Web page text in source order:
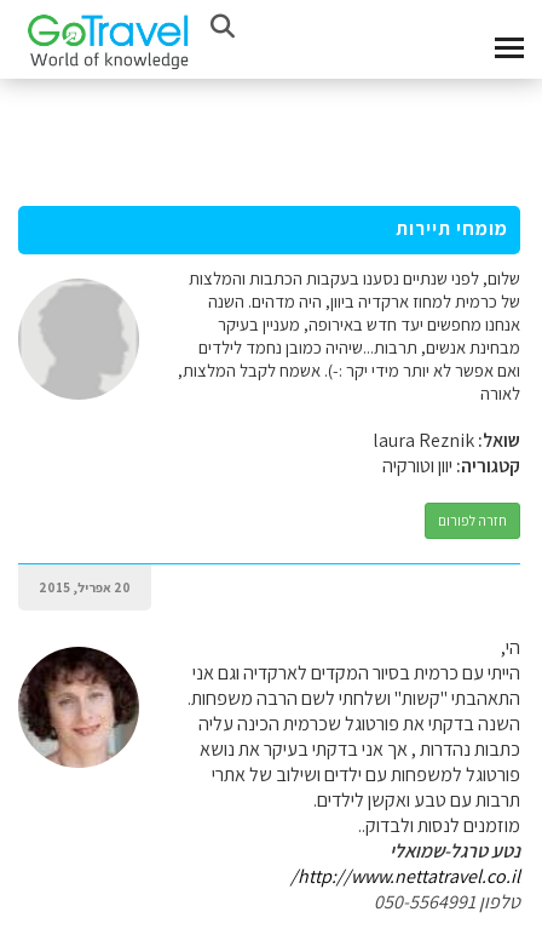
מומחי תיירות
שלום, לפני שנתיים נסענו בעקבות הכתבות והמלצות
של כרמית למחוז ארקדיה ביוון, היה מדהים. השנה
אנחנו מחפשים יעד חדש באירופה, מעניין בעיקר
מבחינת אנשים, תרבות...שיהיה כמובן נחמד לילדים
ואם אפשר לא יותר מידי יקר :-). אשמח לקבל המלצות,
לאורה
שואל:
קטגוריה: יוון וטורקיה
חזרה לפורום
20 אפריל, 2015
הי,
הייתי עם כרמית בסיור המקדים לארקדיה וגם אני
התאהבתי "קשות" ושלחתי לשם הרבה משפחות.
השנה בדקתי את פורטוגל שכרמית הכינה עליה
כתבות נהדרות , אך אני בדקתי בעיקר את נושא
פורטוגל למשפחות עם ילדים ושילוב של אתרי
תרבות עם טבע ואקשן לילדים.
מוזמנים לנסות ולבדוק..
נטע טרגל-שמואלי
http://www.nettatravel.co.il/
טלפון 050-5564991